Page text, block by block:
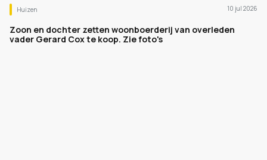
Huizen 10 jul 2026
Zoon en dochter zetten woonboerderij van overleden
vader Gerard Cox te koop. Zie foto's